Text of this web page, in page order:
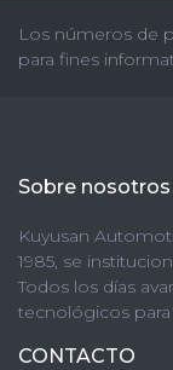
Los números de
para fines
Sobre nosotros
Kuyusan
1985, se
Todos los días
tecnológicos
CONTACTO